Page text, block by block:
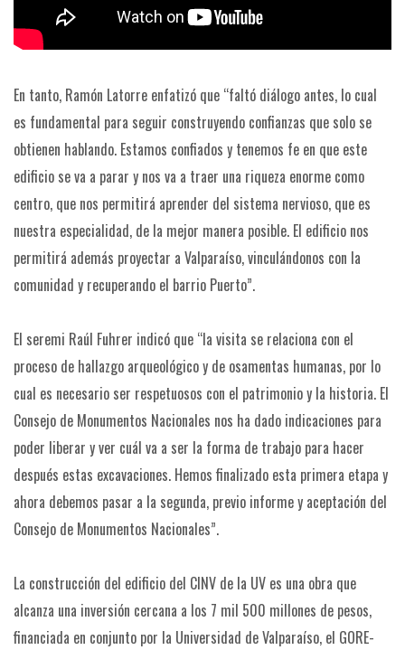
En tanto, Ramón Latorre enfatizó que “faltó diálogo antes, lo cual
es fundamental para seguir construyendo confianzas que solo se
obtienen hablando. Estamos confiados y tenemos fe en que este
edificio se va a parar y nos va a traer una riqueza enorme como
centro, que nos permitirá aprender del sistema nervioso, que es
nuestra especialidad, de la mejor manera posible. El edificio nos
permitirá además proyectar a Valparaíso, vinculándonos con la
comunidad y recuperando el barrio Puerto”.
El seremi Raúl Fuhrer indicó que “la visita se relaciona con el
proceso de hallazgo arqueológico y de osamentas humanas, por lo
cual es necesario ser respetuosos con el patrimonio y la historia. El
Consejo de Monumentos Nacionales nos ha dado indicaciones para
poder liberar y ver cuál va a ser la forma de trabajo para hacer
después estas excavaciones. Hemos finalizado esta primera etapa y
ahora debemos pasar a la segunda, previo informe y aceptación del
Consejo de Monumentos Nacionales”.
La construcción del edificio del CINV de la UV es una obra que
alcanza una inversión cercana a los 7 mil 500 millones de pesos,
financiada en conjunto por la Universidad de Valparaíso, el GORE-